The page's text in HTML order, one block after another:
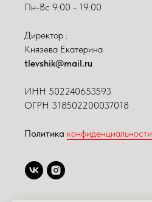
Пн-Вс 9:00 - 19:00
Директор :
Князева Екатерина
tlevshik@mail.ru
ИНН 502240653593
ОГРН 318502200037018
Политика конфиденциальности